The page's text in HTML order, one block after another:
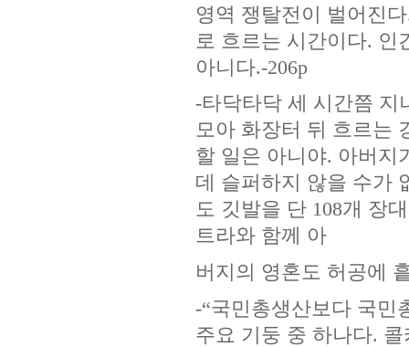
영역 쟁탈전이 벌어진
로 흐르는 시간이다.
아니다.-206p
-타닥타닥 세 시간쯤 지
모아 화장터 뒤 흐르는
할 일은 아니야. 아버지
데 슬퍼하지 않을 수가
도 깃발을 단 108개 장
트라와 함께 아
버지의 영혼도 허공에
-“국민총생산보다 국민
주요 기둥 중 하나다.